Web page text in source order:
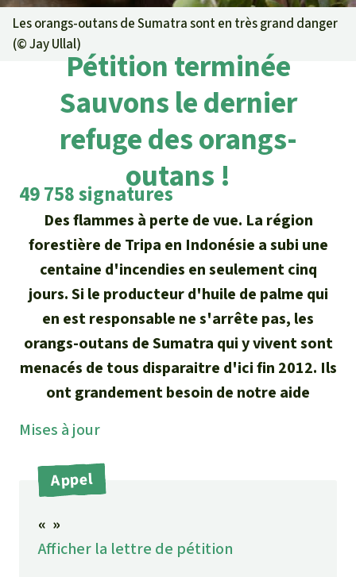
Informations
Pour approfondir
Succès
Lettre d'information
Thématiques
Climat et forêt tropicale
La biodiversité
L'huile de palme
Les aires protégées
La forêt tropicale
Le bois tropical
Les biocarburants
L'accaparement des terres
Association
Sauvons la forêt
Qui sommes-nous ?
Nous contacter
Transparence
Questions fréquentes
Rapports annuels
Mentions légales
Recherche
Français
Deutsch
English
Español
Italiano
Português
Indonesia
Fonds d'urgence
Certificats de don
Questions & réponses
Don pour un thème
Protection des animaux
Protection des forêts tropicales
Soutien aux activistes
Don pour une région
Asie du Sud-Est
Afrique
Amérique latine
Les orangs-outans de Sumatra sont en très grand danger
(©Jay Ullal)
Pétition terminée
Sauvons le dernier
refuge des orangs-
outans !
49 758 signatures
Des flammes à perte de vue. La région
forestière de Tripa en Indonésie a subi une
centaine d'incendies en seulement cinq
jours. Si le producteur d'huile de palme qui
en est responsable ne s'arrête pas, les
orangs-outans de Sumatra qui y vivent sont
menacés de tous disparaitre d'ici fin 2012. Ils
ont grandement besoin de notre aide
Mises à jour
Appel
« »
Afficher la lettre de pétition